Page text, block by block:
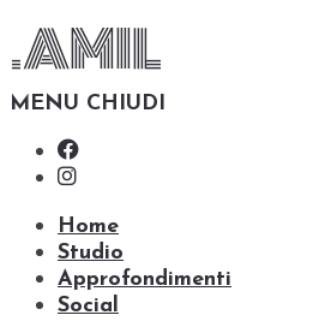
.AMIL
MENU CHIUDI
Home
Studio
Approfondimenti
Social